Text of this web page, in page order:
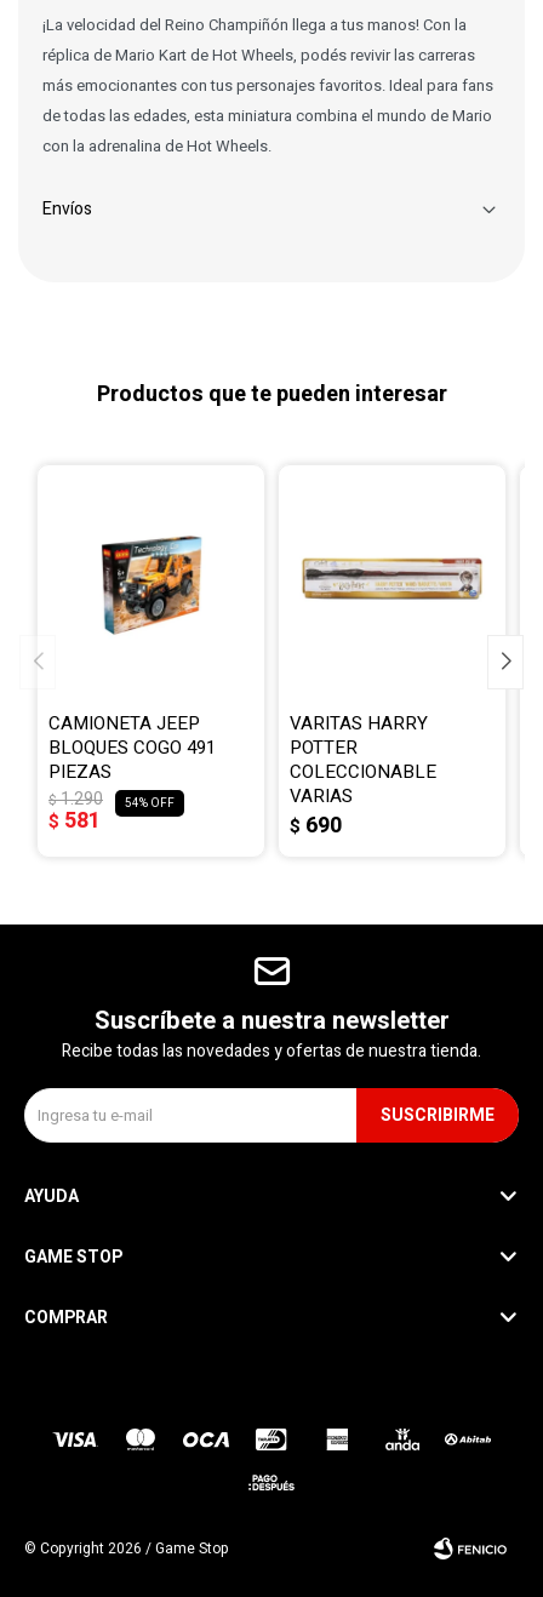
¡La velocidad del Reino Champiñón llega a tus manos! Con la
réplica de Mario Kart de Hot Wheels, podés revivir las carreras
más emocionantes con tus personajes favoritos. Ideal para fans
de todas las edades, esta miniatura combina el mundo de Mario
con la adrenalina de Hot Wheels.
Envíos
Productos que te pueden interesar
CAMIONETA JEEP
BLOQUES COGO 491
PIEZAS
$ 581
$1.290 54
VARITAS HARRY
POTTER
COLECCIONABLE
VARIAS
$ 690
Suscríbete a nuestra newsletter
Recibe todas las novedades y ofertas de nuestra tienda.
SUSCRIBIRME
AYUDA
GAME STOP
COMPRAR
© Copyright 2026 / Game Stop